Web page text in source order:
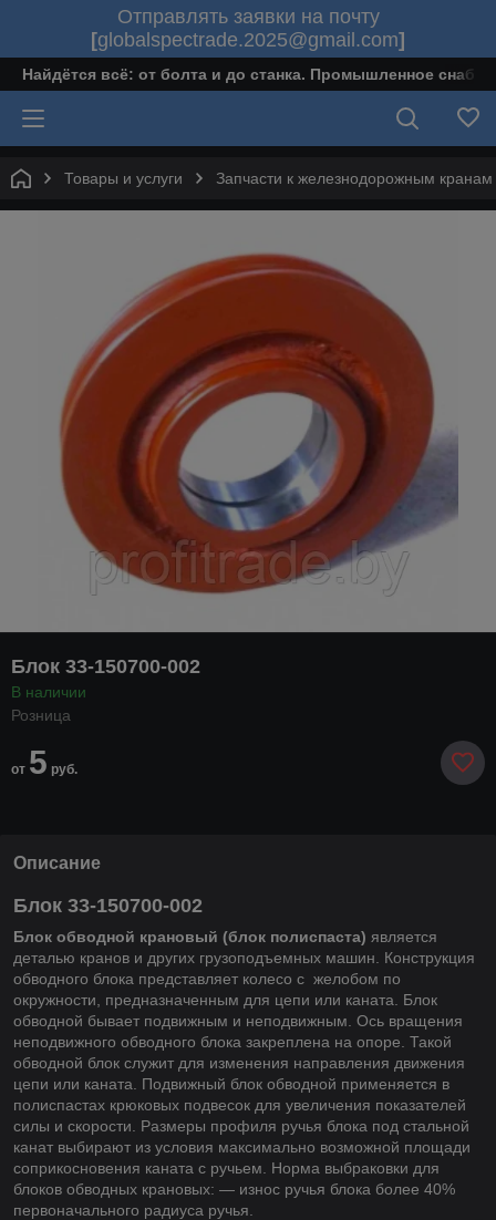
Отправлять заявки на почту
[globalspectrade.2025@gmail.com]
Найдётся всё: от болта и до станка. Промышленное
Товары и услуги Запчасти к железнодорожным
Блок 33-150700-002
В наличии
Розница
от 5 руб.
Описание
Блок 33-150700-002
Блок обводной крановый (блок полиспаста) является
деталью кранов и других грузоподъемных машин. Конструкция
обводного блока представляет колесо с желобом по
окружности, предназначенным для цепи или каната. Блок
обводной бывает подвижным и неподвижным. Ось вращения
неподвижного обводного блока закреплена на опоре. Такой
обводной блок служит для изменения направления движения
цепи или каната. Подвижный блок обводной применяется в
полиспастах крюковых подвесок для увеличения показателей
силы и скорости. Размеры профиля ручья блока под стальной
канат выбирают из условия максимально возможной площади
соприкосновения каната с ручьем. Норма выбраковки для
блоков обводных крановых: — износ ручья блока более 40%
первоначального радиуса ручья.